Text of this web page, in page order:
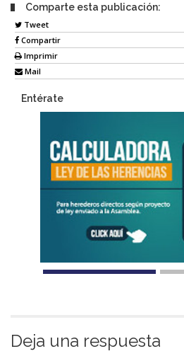
Comparte esta publicación:
Tweet
Compartir
Imprimir
Mail
Entérate
Deja una respuesta